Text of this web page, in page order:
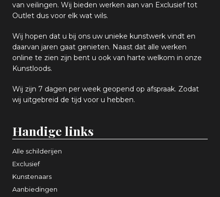
van veilingen. Wij bieden werken aan van Exclusief tot
Outlet dus voor elk wat wils.
Wij hopen dat u bij ons uw unieke kunstwerk vindt en
daarvan jaren gaat genieten. Naast dat alle werken
online te zien zijn bent u ook van harte welkom in onze
Kunstloods.
Wij zijn 7 dagen per week geopend op afspraak. Zodat
wij uitgebreid de tijd voor u hebben.
Handige links
Alle schilderijen
Exclusief
Kunstenaars
Aanbiedingen